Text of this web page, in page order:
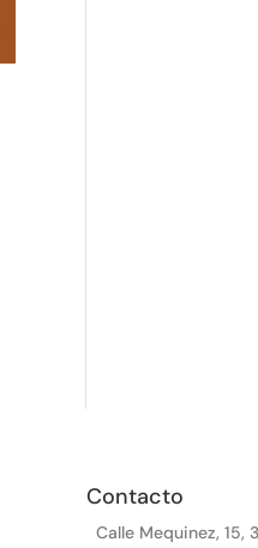
Contacto
Calle Mequinez, 15,